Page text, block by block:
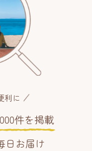
利に
件を掲載
日お届け